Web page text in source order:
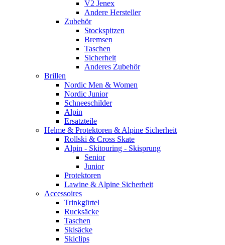
V2 Jenex
Andere Hersteller
Zubehör
Stockspitzen
Bremsen
Taschen
Sicherheit
Anderes Zubehör
Brillen
Nordic Men & Women
Nordic Junior
Schneeschilder
Alpin
Ersatzteile
Helme & Protektoren & Alpine Sicherheit
Rollski & Cross Skate
Alpin - Skitouring - Skisprung
Senior
Junior
Protektoren
Lawine & Alpine Sicherheit
Accessoires
Trinkgürtel
Rucksäcke
Taschen
Skisäcke
Skiclips